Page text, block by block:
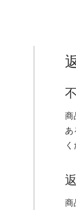
商
あ
く
商